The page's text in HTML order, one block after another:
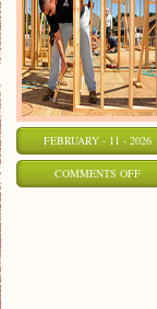
FEBRUARY - 11 - 2026
COMMENTS OFFON